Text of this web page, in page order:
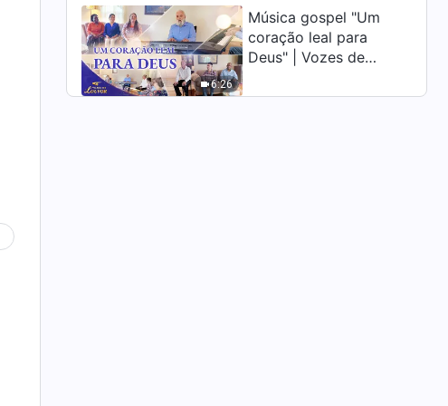
6:26
Música gospel "Um
coração leal para
Deus" | Vozes de